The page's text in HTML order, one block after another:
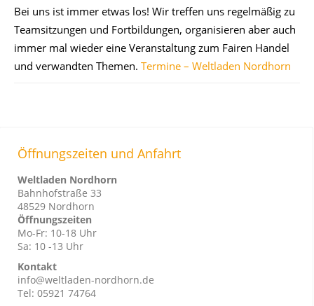
Bei uns ist immer etwas los! Wir treffen uns regelmäßig zu
Teamsitzungen und Fortbildungen, organisieren aber auch
immer mal wieder eine Veranstaltung zum Fairen Handel
und verwandten Themen. Termine – Weltladen Nordhorn
Öffnungszeiten und Anfahrt
Weltladen Nordhorn
Bahnhofstraße 33
48529 Nordhorn
Öffnungszeiten
Mo-Fr: 10-18 Uhr
Sa: 10 -13 Uhr
Kontakt
info@weltladen-nordhorn.de
Tel: 05921 74764